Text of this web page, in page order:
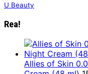
U Beauty
Rea!
Allies of Skin